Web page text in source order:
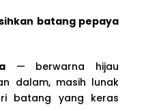
batang pepaya
— berwarna hijau
dalam, masih lunak
batang yang keras